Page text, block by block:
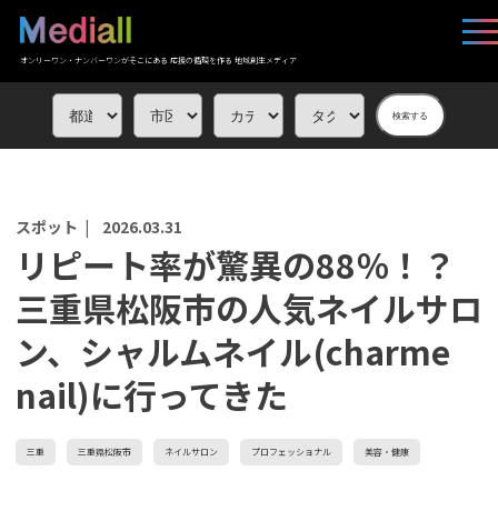
オンリーワン・ナンバーワンがそこにある 応援の循環を作る 地域創生メディア
検索する
スポット | 2026.03.31
リピート率が驚異の88％！？
三重県松阪市の人気ネイルサロ
ン、シャルムネイル(charme
nail)に行ってきた
三重 三重県松阪市 ネイルサロン プロフェッショナル 美容・健康